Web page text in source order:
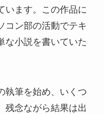
います。この作品に
コン部の活動でテキ
な小説を書いていた
執筆を始め、いくつ
残念ながら結果は出